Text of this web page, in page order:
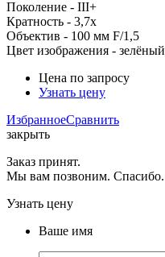
Поколение - III+
Кратность - 3,7x
Объектив - 100 мм F/1,5
Цвет изображения - зелёный
Цена по запросу
Узнать цену
ИзбранноеСравнить
закрыть
Заказ принят.
Мы вам позвоним. Спасибо.
Узнать цену
Ваше имя